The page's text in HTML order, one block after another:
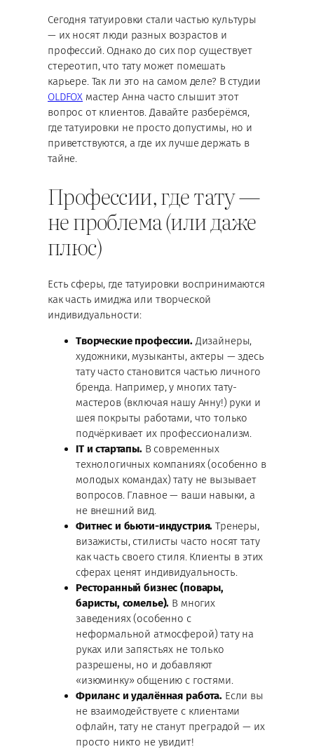
Сегодня татуировки стали частью культуры
— их носят люди разных возрастов и
профессий. Однако до сих пор существует
стереотип, что тату может помешать
карьере. Так ли это на самом деле? В студии
OLDFOX мастер Анна часто слышит этот
вопрос от клиентов. Давайте разберёмся,
где татуировки не просто допустимы, но и
приветствуются, а где их лучше держать в
тайне.
Профессии, где тату —
не проблема (или даже
плюс)
Есть сферы, где татуировки воспринимаются
как часть имиджа или творческой
индивидуальности:
Творческие профессии.Дизайнеры,
художники, музыканты, актеры — здесь
тату часто становится частью личного
бренда. Например, у многих тату-
мастеров (включая нашу Анну!) руки и
шея покрыты работами, что только
подчёркивает их профессионализм.
IT и стартапы.В современных
технологичных компаниях (особенно в
молодых командах) тату не вызывает
вопросов. Главное — ваши навыки, а
не внешний вид.
Фитнес и бьюти-индустрия. Тренеры,
визажисты, стилисты часто носят тату
как часть своего стиля. Клиенты в этих
сферах ценят индивидуальность.
Ресторанный бизнес (повары,
баристы, сомелье). В многих
заведениях (особенно с
неформальной атмосферой) тату на
руках или запястьях не только
разрешены, но и добавляют
«изюминку» общению с гостями.
Фриланс и удалённая работа.Если вы
не взаимодействуете с клиентами
офлайн, тату не станут преградой — их
просто никто не увидит!